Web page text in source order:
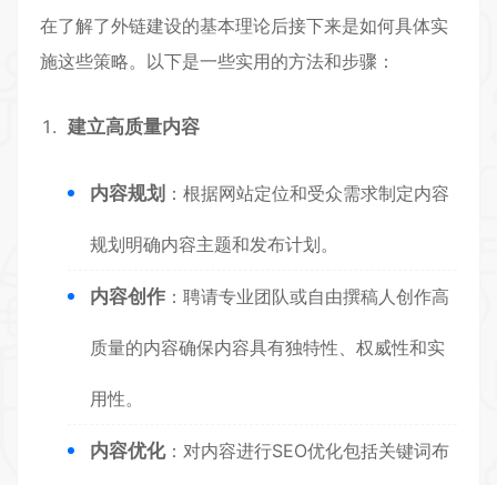
在了解了外链建设的基本理论后接下来是如何具体实
施这些策略。以下是一些实用的方法和步骤：
建立高质量内容
内容规划 ：根据网站定位和受众需求制定内容
规划明确内容主题和发布计划。
内容创作 ：聘请专业团队或自由撰稿人创作高
质量的内容确保内容具有独特性、权威性和实
用性。
内容优化：对内容进行SEO优化包括关键词布